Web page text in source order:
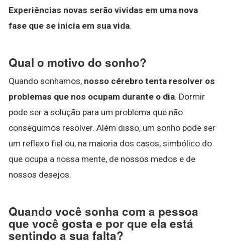
Experiências novas serão vividas em uma nova
fase que se inicia em sua vida.
Qual o motivo do sonho?
Quando sonhamos, nosso cérebro tenta resolver os
problemas que nos ocupam durante o dia. Dormir
pode ser a solução para um problema que não
conseguimos resolver. Além disso, um sonho pode ser
um reflexo fiel ou, na maioria dos casos, simbólico do
que ocupa a nossa mente, de nossos medos e de
nossos desejos.
Quando você sonha com a pessoa
que você gosta e por que ela está
sentindo a sua falta?